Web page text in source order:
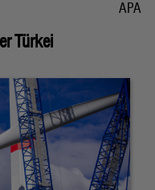
APA
Türkei